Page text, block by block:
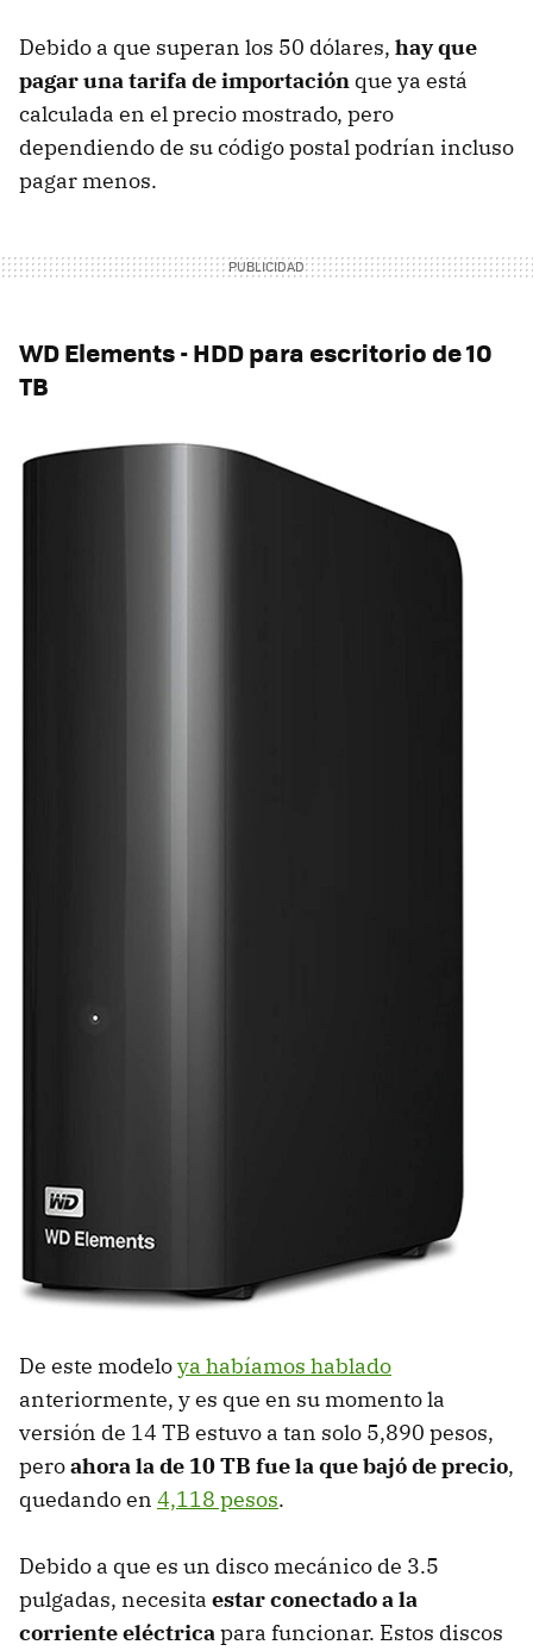
Debido a que superan los 50 dólares, hay que
pagar una tarifa de importación que ya está
calculada en el precio mostrado, pero
dependiendo de su código postal podrían incluso
pagar menos.
WD Elements - HDD para escritorio de 10
TB
De este modeloya habíamos hablado
anteriormente, y es que en su momento la
versión de 14 TB estuvo a tan solo 5,890 pesos,
peroahora la de 10 TB fue la que bajó de precio,
quedando en 4,118 pesos.
Debido a que es un disco mecánico de 3.5
pulgadas, necesita estar conectado a la
corriente eléctricapara funcionar. Estos discos